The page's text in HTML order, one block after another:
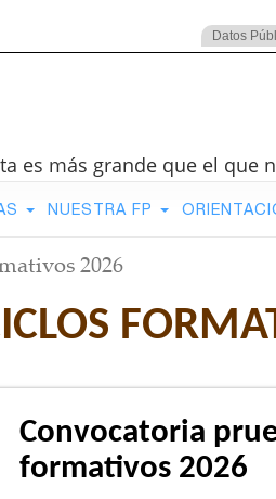
Datos
es más grande que el que
NUESTRA FP
2026
Convocatoria
formativos 2026